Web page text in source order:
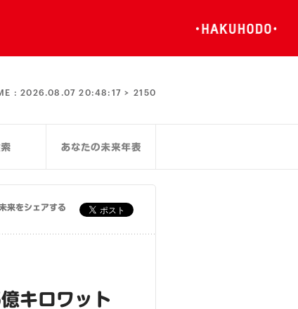
:2026.08.07 20:48:18 > 2150
来をシェアする
キロワット